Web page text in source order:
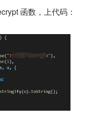
函数，上代码：